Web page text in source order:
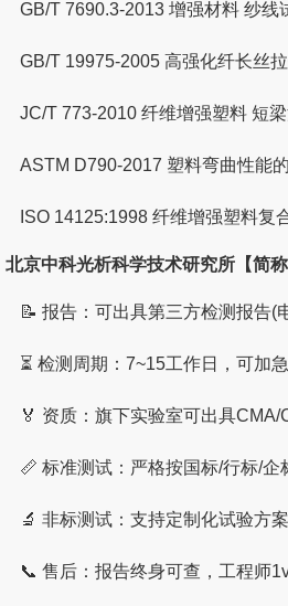
GB/T 7690.3-2013 增强材料 纱
GB/T 19975-2005 高强化纤长丝
JC/T 773-2010 纤维增强塑料 短
ASTM D790-2017 塑料弯曲性能
ISO 14125:1998 纤维增强塑料复
北京中科光析科学技术研究所【简称
📝 报告：可出具第三方检测报告(
⏳ 检测周期：7~15工作日，可加急
🏅 资质：旗下实验室可出具CMA/
📏 标准测试：严格按国标/行标/企
🔬 非标测试：支持定制化试验方案
📞 售后：报告终身可查，工程师